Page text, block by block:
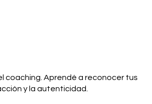
coaching. Aprendé a reconocer tus
y la autenticidad.